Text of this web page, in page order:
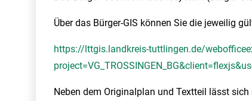
Über das Bürger-GIS können Sie die jeweilig
https://lttgis.landkreis-tuttlingen.de/
Neben dem Originalplan und Textteil lässt